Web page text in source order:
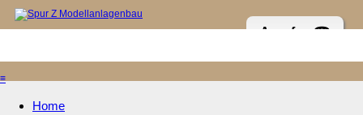
Anrufen ☎
≡
Home